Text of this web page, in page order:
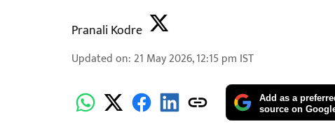
Pranali Kodre
Updated on: 21 May 2026, 12:15 pm IST
Add as a
source on